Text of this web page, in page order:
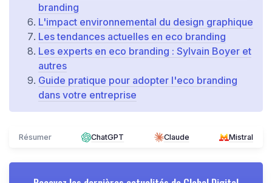
branding
L'impact environnemental du design graphique
Les tendances actuelles en eco branding
Les experts en eco branding : Sylvain Boyer et
autres
Guide pratique pour adopter l'eco branding
dans votre entreprise
Résumer ChatGPT Claude Mistral